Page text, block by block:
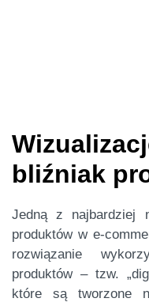
bliźniak
Jedną z najbardziej
produktów w e-
rozwiązanie
produktów – tzw.
które są tworzone